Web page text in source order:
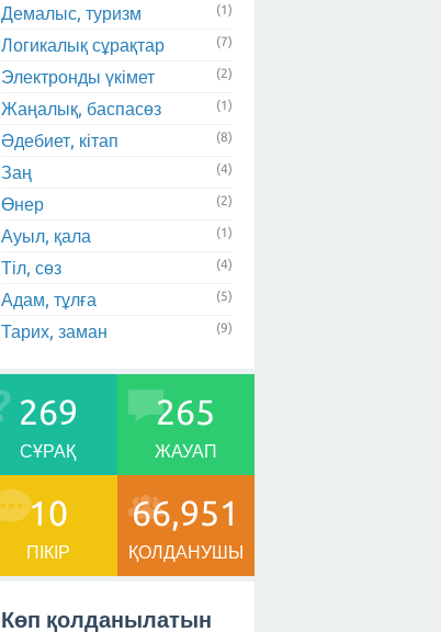
Демалыс, туризм (1)
Логикалық сұрақтар (7)
Электронды үкімет (2)
Жаңалық, баспасөз (1)
Әдебиет, кітап (8)
Заң (4)
Өнер (2)
Ауыл, қала (1)
Тіл, сөз (4)
Адам, тұлға (5)
Тарих, заман (9)
269
СҰРАҚ
265
ЖАУАП
10
ПІКІР
66,951
ҚОЛДАНУШЫ
Көп қолданылатын